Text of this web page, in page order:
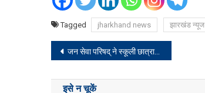
Tagged jharkhand news झारखंड न्यूज
Post
navigation
जन सेवा परिषद् ने स्कूली छात्राओं से शुरू किया बाल विवाह के खिलाफ सघन कार्यक्रम किया
इसे न चूकें